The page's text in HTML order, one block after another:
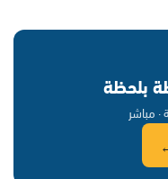
بلحظة
· مباشر